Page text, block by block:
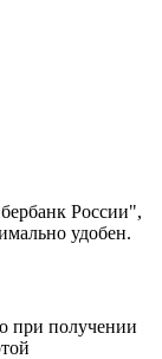
России",
удобен.
при получении